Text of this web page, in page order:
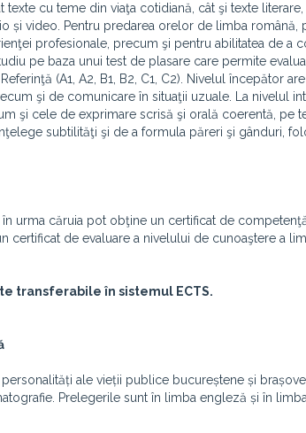
cu teme din viaţa cotidiană, cât şi texte literare,
și video. Pentru predarea orelor de limba română,
profesionale, precum şi pentru abilitatea de a
pe baza unui test de plasare care permite
(A1, A2, B1, B2, C1, C2). Nivelul începător
şi de comunicare în situaţii uzuale. La nivelul
şi cele de exprimare scrisă şi orală coerentă, pe
subtilităţi şi de a formula păreri şi gânduri,
în urma căruia pot obţine un certificat de
certificat de evaluare a nivelului de cunoaştere a
transferabile în sistemul ECTS.
ale vieții publice bucureștene și
Prelegerile sunt în limba engleză și în